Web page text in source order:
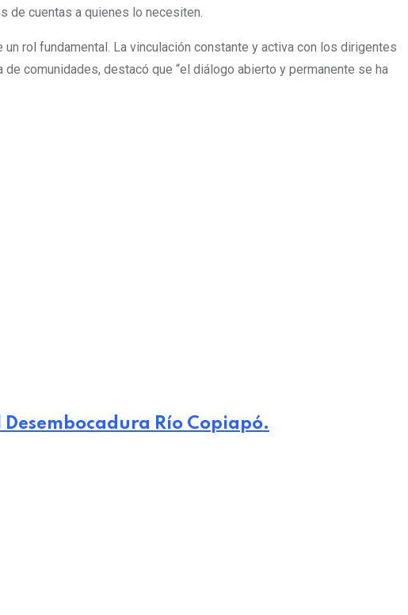
de cuentas a quienes lo necesiten.
rol fundamental. La vinculación constante y activa con los dirigentes
comunidades, destacó que “el diálogo abierto y permanente se ha
Río Copiapó.